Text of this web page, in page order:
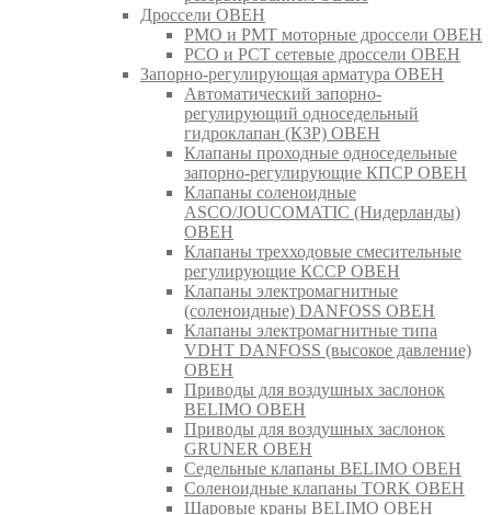
Дроссели ОВЕН
РМО и РМТ моторные дроссели ОВЕН
РСО и РСТ сетевые дроссели ОВЕН
Запорно-регулирующая арматура ОВЕН
Автоматический запорно-
регулирующий односедельный
гидроклапан (КЗР) ОВЕН
Клапаны проходные односедельные
запорно-регулирующие КПСР ОВЕН
Клапаны соленоидные
ASCO/JOUCOMATIC (Нидерланды)
ОВЕН
Клапаны трехходовые смесительные
регулирующие КССР ОВЕН
Клапаны электромагнитные
(соленоидные) DANFOSS ОВЕН
Клапаны электромагнитные типа
VDHT DANFOSS (высокое давление)
ОВЕН
Приводы для воздушных заслонок
BELIMO ОВЕН
Приводы для воздушных заслонок
GRUNER ОВЕН
Седельные клапаны BELIMO ОВЕН
Соленоидные клапаны TORK ОВЕН
Шаровые краны BELIMO ОВЕН